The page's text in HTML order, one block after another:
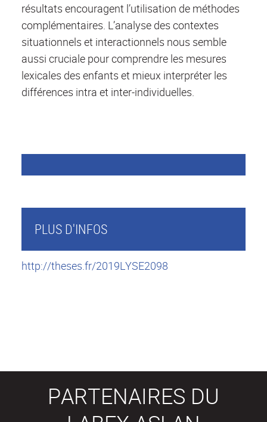
résultats encouragent l’utilisation de méthodes
complémentaires. L’analyse des contextes
situationnels et interactionnels nous semble
aussi cruciale pour comprendre les mesures
lexicales des enfants et mieux interpréter les
différences intra et inter-individuelles.
PLUS D'INFOS
http://theses.fr/2019LYSE2098
PARTENAIRES DU